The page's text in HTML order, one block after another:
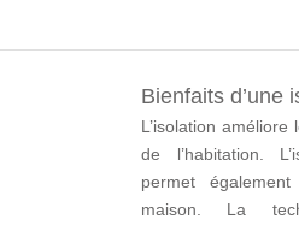
Bienfaits d’une
L’isolation
de l’habitation.
permet
maison. La